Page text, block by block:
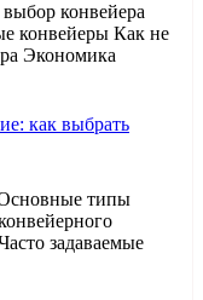
конвейера
конвейеры Как не
Экономика
как выбрать
типы
задаваемые